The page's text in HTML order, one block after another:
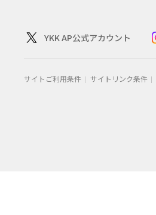
YKK AP公式アカウント
サイトご利用条件 サイトリンク条件